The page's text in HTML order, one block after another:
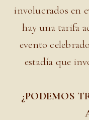
involucrados en
hay una tarifa
evento
estadía que
¿PODEMOS